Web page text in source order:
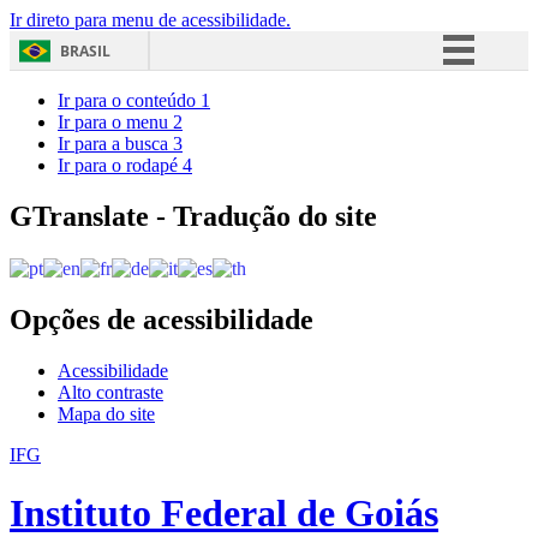
Ir direto para menu de acessibilidade.
BRASIL
Acesso à informação
Ir para o conteúdo 1
Ir para o menu 2
Ir para a busca 3
Ir para o rodapé 4
GTranslate - Tradução do site
Opções de acessibilidade
Acessibilidade
Alto contraste
Mapa do site
IFG
Instituto Federal de Goiás